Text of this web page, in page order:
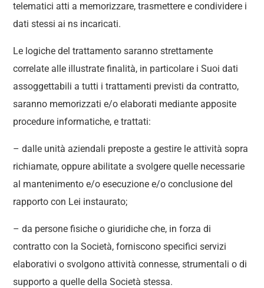
telematici atti a memorizzare, trasmettere e condividere i
dati stessi ai ns incaricati.
Le logiche del trattamento saranno strettamente
correlate alle illustrate finalità, in particolare i Suoi dati
assoggettabili a tutti i trattamenti previsti da contratto,
saranno memorizzati e/o elaborati mediante apposite
procedure informatiche, e trattati:
– dalle unità aziendali preposte a gestire le attività sopra
richiamate, oppure abilitate a svolgere quelle necessarie
al mantenimento e/o esecuzione e/o conclusione del
rapporto con Lei instaurato;
– da persone fisiche o giuridiche che, in forza di
contratto con la Società, forniscono specifici servizi
elaborativi o svolgono attività connesse, strumentali o di
supporto a quelle della Società stessa.